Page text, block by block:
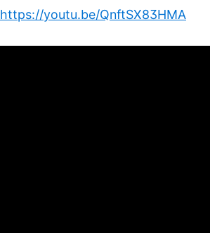
https://youtu.be/QnftSX83HMA